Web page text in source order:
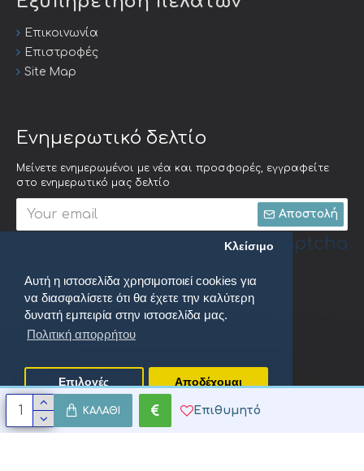
Αυτή η ιστοσελίδα χρησιμοποιεί cookies για
να διασφαλίσετε ότι θα έχετε την καλύτερη
δυνατή εμπειρία στην ιστοσελίδα μας.
Πολιτική απορρήτου
Κλείσιμο
Επιλογές Αποδέχομαι
ΚΑΛΆΘΙ Επιθυμητό
Επικοινωνία
Επιστροφές
Site Map
Ενημερωτικό δελτίο
Μείνετε ενημερωμένοι με νέα και προσφορές, εγγραφείτε
στο ενημερωτικό μας δελτίο
Αποστολή
Captcha
Συμπληρώστε την
ακόλουθη
επαλήθευση
captcha
Πολιτική απορρήτου
Productions. All Rights Reserved.